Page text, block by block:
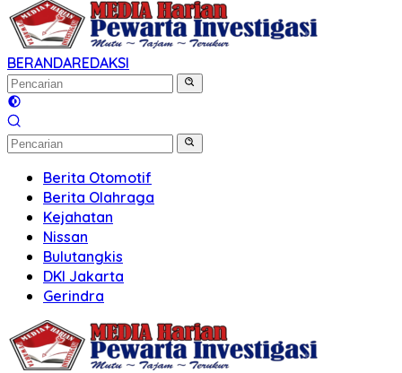
BERANDAREDAKSI
Berita Otomotif
Berita Olahraga
Kejahatan
Nissan
Bulutangkis
DKI Jakarta
Gerindra